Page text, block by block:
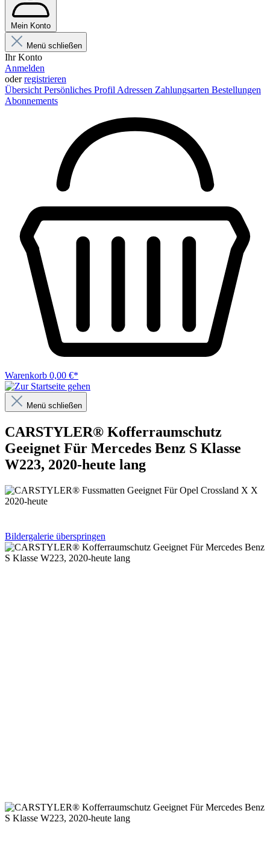
Mein Konto
Menü schließen
Ihr Konto
Anmelden
oderregistrieren
Übersicht Persönliches Profil Adressen Zahlungsarten Bestellungen
Abonnements
Warenkorb 0,00 €*
Menü schließen
CARSTYLER® Kofferraumschutz
Geeignet Für Mercedes Benz S Klasse
W223, 2020-heute lang
Bildergalerie überspringen